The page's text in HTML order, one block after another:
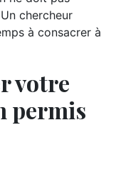
chercheur
à consacrer à
votre
permis